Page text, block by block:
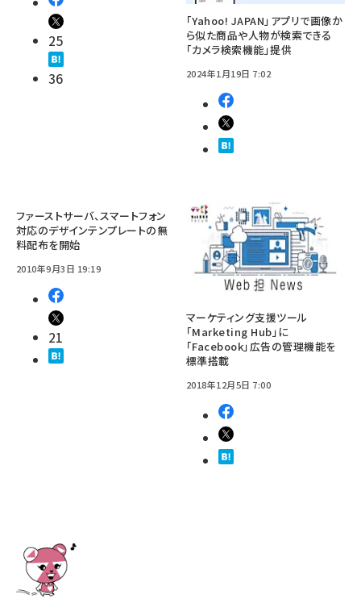
25
36
「Yahoo! JAPAN」アプリで画像か
ら似た商品や人物が検索できる
「カメラ検索機能」提供
2024年1月19日 7:02
ファーストサーバ、スマートフォン
対応のデザインテンプレートの無
料配布を開始
2010年9月3日 19:19
21
マーケティング支援ツール
「Marketing Hub」に
「Facebook」広告の管理機能を
標準搭載
2018年12月5日 7:00